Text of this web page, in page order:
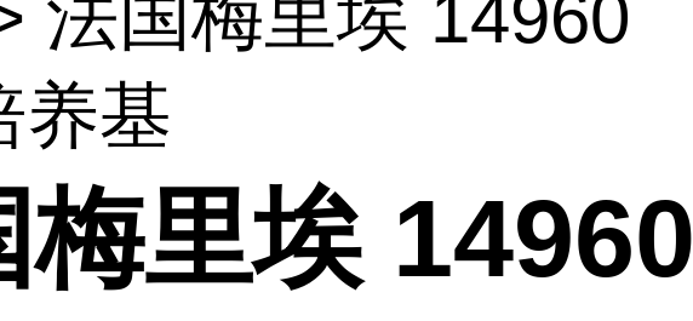
法国梅里埃 14960
养基
梅里埃 14960